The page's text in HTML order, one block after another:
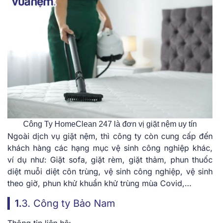
Công Ty HomeClean 247 là đơn vị giặt nệm uy tín
Ngoài dịch vụ giặt nệm, thì công ty còn cung cấp đến
khách hàng các hạng mục vệ sinh công nghiệp khác,
ví dụ như: Giặt sofa, giặt rèm, giặt thảm, phun thuốc
diệt muỗi diệt côn trùng, vệ sinh công nghiệp, vệ sinh
theo giờ, phun khử khuẩn khử trùng mùa Covid,…
1.3. Công ty Bảo Nam